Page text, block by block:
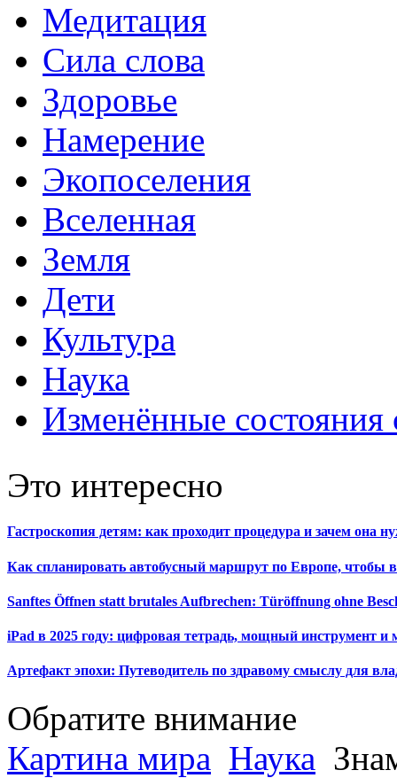
Медитация
Сила слова
Здоровье
Намерение
Экопоселения
Вселенная
Земля
Дети
Культура
Наука
Изменённые состояния
Это интересно
Гастроскопия детям: как проходит процедура и зачем она
Как спланировать автобусный маршрут по Европе, чтобы
Sanftes Öffnen statt brutales Aufbrechen: Türöffnung ohne
iPad в 2025 году: цифровая тетрадь, мощный инструмент и
Артефакт эпохи: Путеводитель по здравому смыслу для
Обратите внимание
Картина мира Наука